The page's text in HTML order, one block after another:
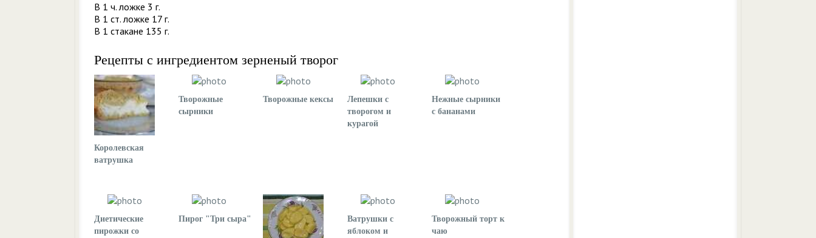
В 1 ч. ложке 3 г.
В 1 ст. ложке 17 г.
В 1 стакане 135 г.
Рецепты с ингредиентом зерненый творог
Королевская
ватрушка
Творожные
сырники
Творожные кексы
Лепешки с
творогом и
курагой
Нежные сырники
с бананами
Диетические
пирожки со
Пирог "Три сыра"
Ватрушки с
яблоком и
Творожный торт к
чаю